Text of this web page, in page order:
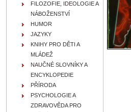
FILOZOFIE, IDEOLOGIE A
NÁBOŽENSTVÍ
HUMOR
JAZYKY
KNIHY PRO DĚTI A
MLÁDEŽ
NAUČNÉ SLOVNÍKY A
ENCYKLOPEDIE
PŘÍRODA
PSYCHOLOGIE A
ZDRAVOVĚDA PRO